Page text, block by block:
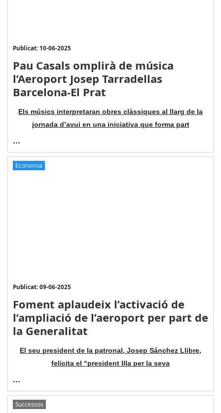
Publicat: 10-06-2025
Pau Casals omplirà de música
l’Aeroport Josep Tarradellas
Barcelona-El Prat
Els músics interpretaran obres clàssiques al llarg de la
jornada d’avui en una iniciativa que forma part
...
Economia
Publicat: 09-06-2025
Foment aplaudeix l’activació de
l’ampliació de l’aeroport per part de
la Generalitat
El seu president de la patronal, Josep Sánchez Llibre,
felicita el “president Illa per la seva
...
Successos